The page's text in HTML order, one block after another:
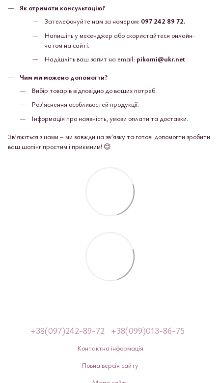
Як отримати консультацію?
Зателефонуйте нам за номером: 097 242 89 72.
Напишіть у месенджер або скористайтеся онлайн-
чатом на сайті.
Надішліть ваш запит на email: pikami@ukr.net
Чим ми можемо допомогти?
Вибір товарів відповідно до ваших потреб.
Роз’яснення особливостей продукції.
Інформація про наявність, умови оплати та доставки.
Зв’яжіться з нами – ми завжди на зв’язку та готові допомогти зробити
ваш шопінг простим і приємним! 😊
+38(097)242-89-72 +38(099)013-86-75
Контактна інформація
Повна версія сайту